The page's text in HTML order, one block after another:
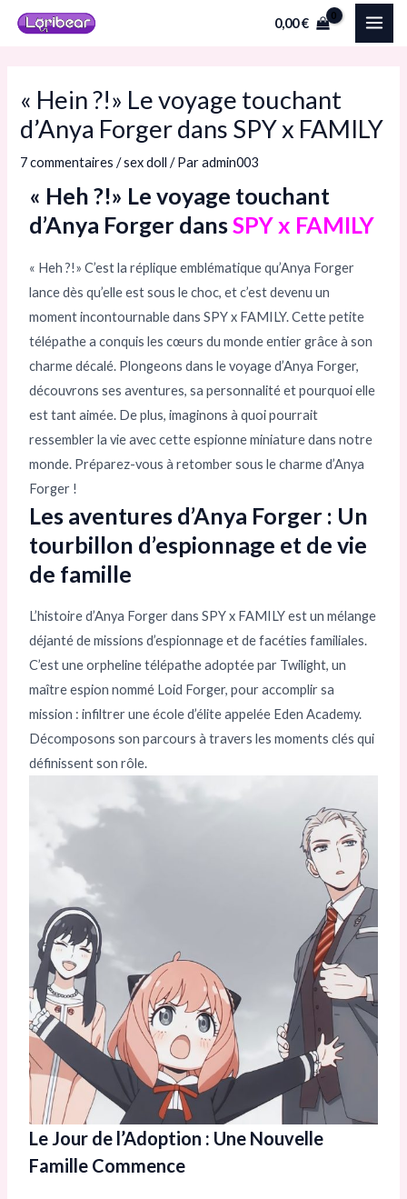
Aller
0,00€
« Hein ?!» Le voyage touchant
d’Anya Forger dans SPY x FAMILY
7 commentaires /sex doll / Paradmin003
« Heh ?!» Le voyage touchant
d’Anya Forger dansSPY x FAMILY
« Heh ?!» C’est la réplique emblématique qu’Anya Forger
lance dès qu’elle est sous le choc, et c’est devenu un
moment incontournable dans SPY x FAMILY. Cette petite
télépathe a conquis les cœurs du monde entier grâce à son
charme décalé. Plongeons dans le voyage d’Anya Forger,
découvrons ses aventures, sa personnalité et pourquoi elle
est tant aimée. De plus, imaginons à quoi pourrait
ressembler la vie avec cette espionne miniature dans notre
monde. Préparez-vous à retomber sous le charme d’Anya
Forger !
Les aventures d’Anya Forger : Un
tourbillon d’espionnage et de vie
de famille
L’histoire d’Anya Forger dans SPY x FAMILY est un mélange
déjanté de missions d’espionnage et de facéties familiales.
C’est une orpheline télépathe adoptée par Twilight, un
maître espion nommé Loid Forger, pour accomplir sa
mission : infiltrer une école d’élite appelée Eden Academy.
Décomposons son parcours à travers les moments clés qui
définissent son rôle.
Le Jour de l’Adoption : Une Nouvelle
Famille Commence
Navigation
des